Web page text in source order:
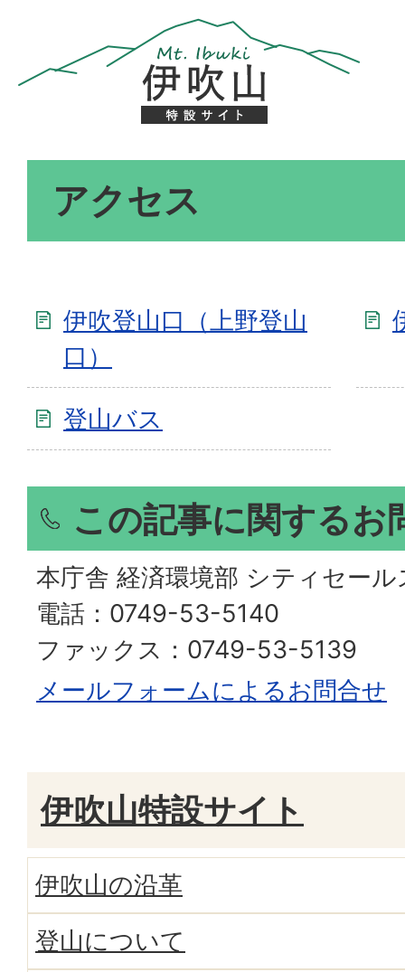
アクセス
伊吹登山口（上野登山
口）
登山バス
この記事に関するお
本庁舎 経済環境部 シティセール
電話：0749-53-5140
ファックス：0749-53-5139
メールフォームによるお問合せ
伊吹山特設サイト
伊吹山の沿革
登山について